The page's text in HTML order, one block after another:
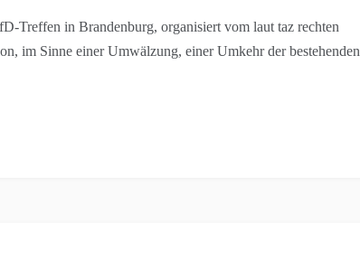
Treffen in Brandenburg, organisiert vom laut taz rechten
im Sinne einer Umwälzung, einer Umkehr der bestehenden